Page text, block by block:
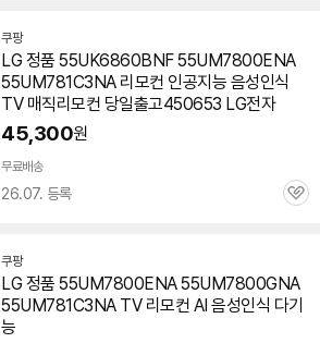
쿠팡
LG 정품 55UK6860BNF55UM7800ENA
55UM781C3NA 리모컨 인공지능 음성인식
TV 매직리모컨 당일출고450653 LG전자
45,300원
무료배송
26.07. 등록
관
쿠팡
LG 정품 55UM7800ENA55UM7800GNA
55UM781C3NA TV 리모컨 AI 음성인식 다기
능